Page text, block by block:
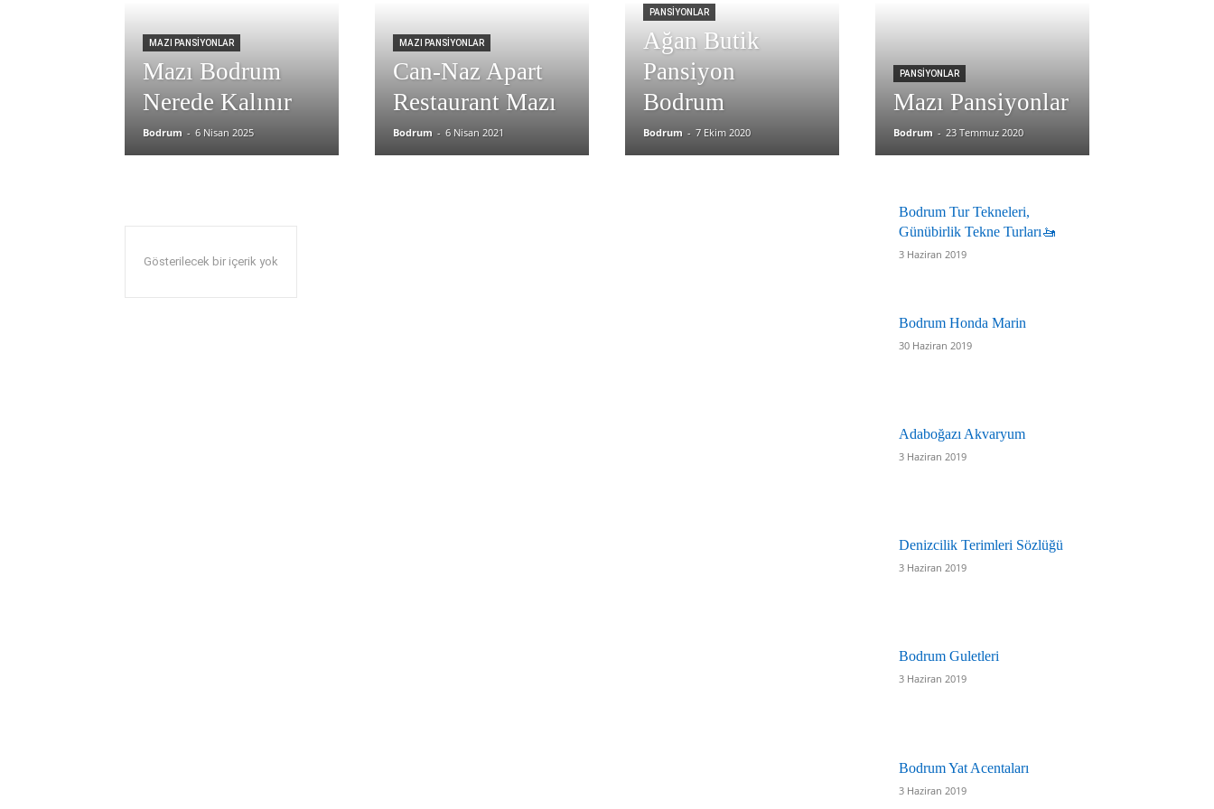
MAZI PANSIYONLAR
Mazı Bodrum
Nerede Kalınır
Bodrum - 6 Nisan 2025
MAZI PANSIYONLAR
Can-Naz Apart
Restaurant Mazı
Bodrum - 6 Nisan 2021
PANSIYONLAR
Ağan Butik
Pansiyon
Bodrum
Bodrum - 7 Ekim 2020
PANSIYONLAR
Mazı Pansiyonlar
Bodrum - 23 Temmuz 2020
Gösterilecek bir içerik yok
Bodrum Tur Tekneleri,
Günübirlik Tekne Turları🚤
3 Haziran 2019
Bodrum Honda Marin
30 Haziran 2019
Adaboğazı Akvaryum
3 Haziran 2019
Denizcilik Terimleri Sözlüğü
3 Haziran 2019
Bodrum Guletleri
3 Haziran 2019
Bodrum Yat Acentaları
3 Haziran 2019